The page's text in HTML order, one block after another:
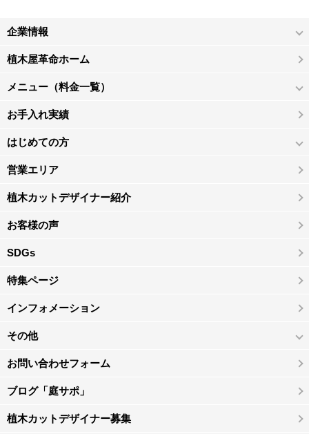
企業情報
植木屋革命ホーム
メニュー（料金一覧）
お手入れ実績
はじめての方
営業エリア
植木カットデザイナー紹介
お客様の声
SDGs
特集ページ
インフォメーション
その他
お問い合わせフォーム
ブログ「庭サポ」
植木カットデザイナー募集